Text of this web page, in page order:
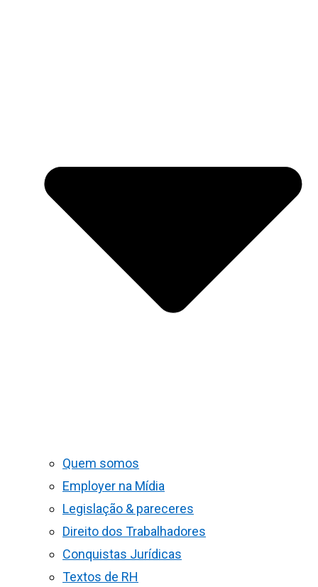
Quem somos
Employer na Mídia
Legislação & pareceres
Direito dos Trabalhadores
Conquistas Jurídicas
Textos de RH